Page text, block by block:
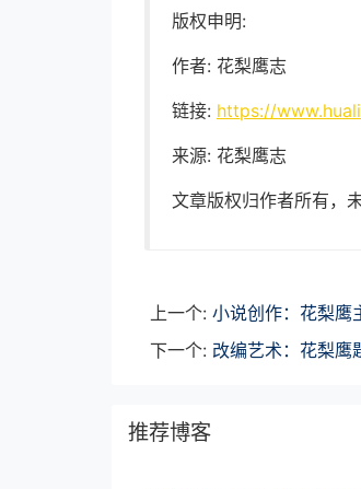
版权申明:
作者: 花梨鹰志
链接: https://
来源: 花梨鹰志
文章版权归作者所有，
上一个: 小说创作：花梨鹰
下一个: 改编艺术：花梨鹰
推荐博客